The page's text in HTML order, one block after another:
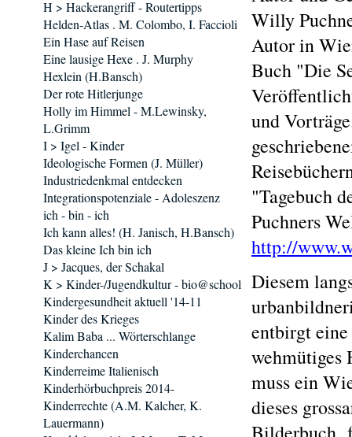
Willy
Autor in
Buch "Die
und
"Tagebuch
Puchners
http://
Diesem
entbirgt
wehmütiges
muss ein
dieses
H > Hackerangriff - Routertipps
Helden-Atlas . M. Colombo, I. Faccioli
Ein Hase auf Reisen
Eine lausige Hexe . J. Murphy
Hexlein (H.Bansch)
Der rote Hitlerjunge
Holly im Himmel - M.Lewinsky,
L.Grimm
I > Igel - Kinder
Ideologische Formen (J. Müller)
Industriedenkmal entdecken
Integrationspotenziale - Adoleszenz
ich - bin - ich
Ich kann alles! (H. Janisch, H.Bansch)
Das kleine Ich bin ich
J > Jacques, der Schakal
K > Kinder-/Jugendkultur - bio@school
Kindergesundheit aktuell '14-11
Kinder des Krieges
Kalim Baba ... Wörterschlange
Kinderchancen
Kinderreime Italienisch
Kinderhörbuchpreis 2014-
Kinderrechte (A.M. Kalcher, K.
Lauermann)